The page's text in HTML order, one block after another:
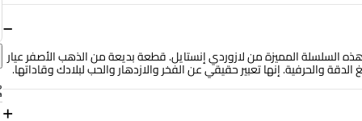
−
المميزة من لازوردي إنستايل. قطعة بديعة من الذهب الأصفر عيار
+